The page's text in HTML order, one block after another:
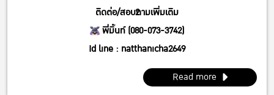
2
ติดต่อ/สอบถามเพิ่มเติม
พี่มิ้นท์ (080-073-3742)
Id line : natthanicha2649
IG : @_m.mintt_
พี่โฟร์ (086-339-3381)
Read more